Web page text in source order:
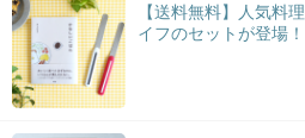
【送料無料】人気料
イフのセットが登場